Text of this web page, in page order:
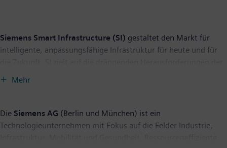
Siemens Smart Infrastructure (SI) gestaltet den Markt für
intelligente, anpassungsfähige Infrastruktur für heute und für
durchgängiges Portfolio aus einer Hand – mit Produkten,
Systemen, Lösungen und Services vom Punkt der Erzeugung bis
Mehr
Die Siemens AG (Berlin und München) ist ein
Technologieunternehmen mit Fokus auf die Felder Industrie,